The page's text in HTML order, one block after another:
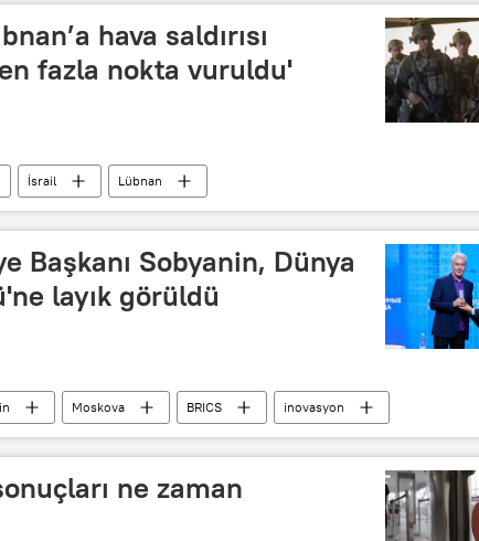
hava saldırısı
fazla nokta vuruldu'
İsrail Lübnan
Başkanı Sobyanin, Dünya
layık görüldü
Moskova BRICS
inovasyon
Nobel Barış Ödülü Robot
Çevre
ne zaman